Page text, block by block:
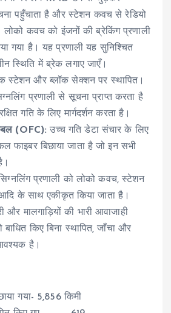
पहुँचाता है और स्टेशन कवच से रेडियो
लोको कवच को इंजनों की ब्रेकिंग प्रणाली
गया है। यह प्रणाली यह सुनिश्चित
स्थिति में ब्रेक लगाए जाएँ।
स्टेशन और ब्लॉक सेक्शन पर स्थापित।
प्रणाली से सूचना प्राप्त करता है
गति के लिए मार्गदर्शन करता है।
(OFC): उच्च गति डेटा संचार के लिए
फाइबर बिछाया जाता है जो इन सभी
प्रणाली को लोको कवच, स्टेशन
के साथ एकीकृत किया जाता है।
और मालगाड़ियों की भारी आवाजाही
किए बिना स्थापित, जाँचा और
है।
गया- 5,856 किमी